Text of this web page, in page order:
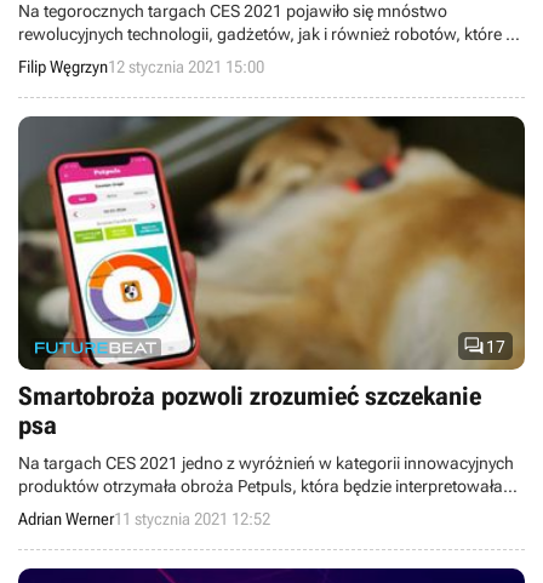
Na tegorocznych targach CES 2021 pojawiło się mnóstwo
rewolucyjnych technologii, gadżetów, jak i również robotów, które z
pewnością mogą zwiększyć wygodę życia. Oto kilka maszyn
przyszłości, które usprawnią codzienne obowiązki.
Filip Węgrzyn12 stycznia 2021 15:00
17
Smartobroża pozwoli zrozumieć szczekanie
psa
Na targach CES 2021 jedno z wyróżnień w kategorii innowacyjnych
produktów otrzymała obroża Petpuls, która będzie interpretowała
szczekanie psów.
Adrian Werner11 stycznia 2021 12:52